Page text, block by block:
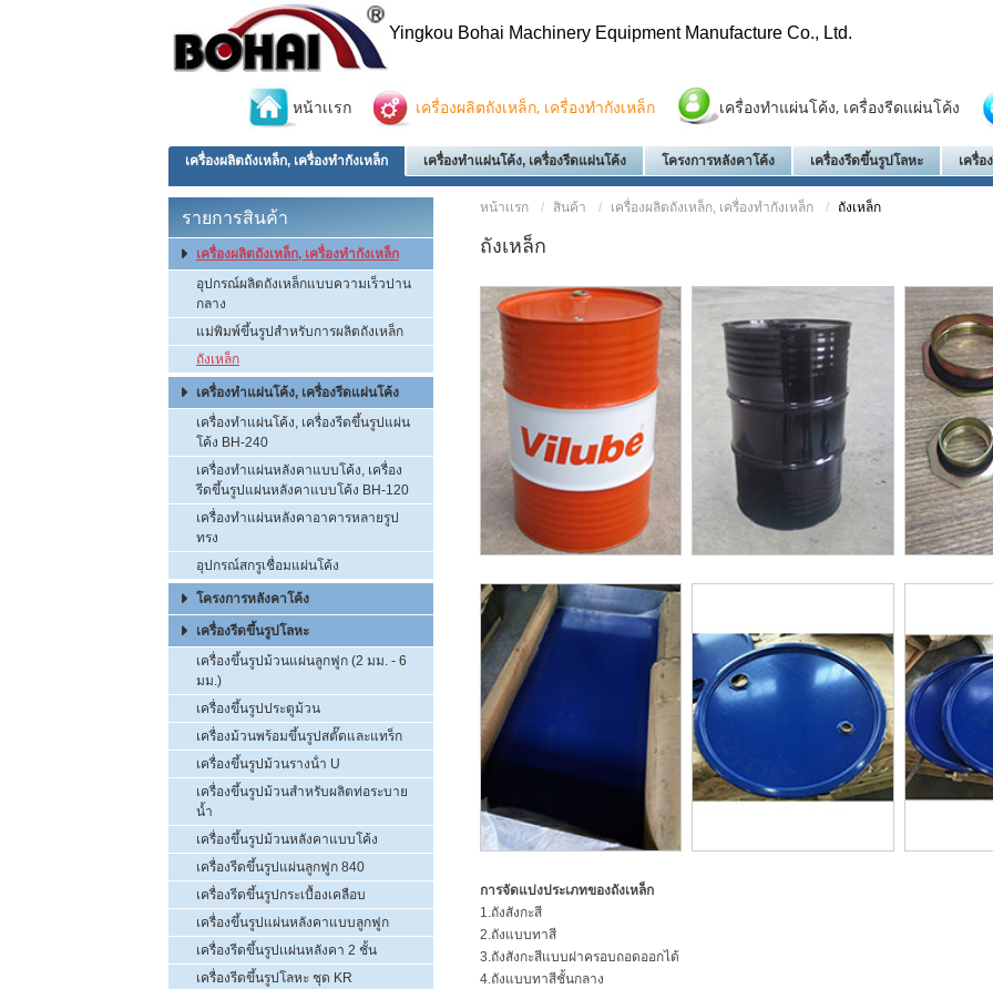
Yingkou Bohai Machinery Equipment Manufacture Co., Ltd.
หน้าเเรก เครื่องผลิตถังเหล็ก, เครื่องทำกังเหล็ก เครื่องทำแผ่นโค้ง, เครื่องรีดแผ่นโค้ง
เครื่องผลิตถังเหล็ก, เครื่องทำกังเหล็ก เครื่องทำแผ่นโค้ง, เครื่องรีดแผ่นโค้ง โครงการหลังคาโค้ง เครื่องรีดขึ้นรูปโลหะ เครื่อ
หน้าเเรก สินค้า เครื่องผลิตถังเหล็ก, เครื่องทำกังเหล็ก ถังเหล็ก
ถังเหล็ก
การจัดแบ่งประเภทของถังเหล็ก
1.ถังสังกะสี
2.ถังแบบทาสี
3.ถังสังกะสีแบบฝาครอบถอดออกได้
4.ถังแบบทาสีชั้นกลาง
รายการสินค้า
เครื่องผลิตถังเหล็ก, เครื่องทำกังเหล็ก
อุปกรณ์ผลิตถังเหล็กแบบความเร็วปาน
กลาง
แม่พิมพ์ขึ้นรูปสำหรับการผลิตถังเหล็ก
ถังเหล็ก
เครื่องทำแผ่นโค้ง, เครื่องรีดแผ่นโค้ง
เครื่องทำแผ่นโค้ง, เครื่องรีดขึ้นรูปแผ่น
โค้ง BH-240
เครื่องทำแผ่นหลังคาแบบโค้ง, เครื่อง
รีดขึ้นรูปแผ่นหลังคาแบบโค้ง BH-120
เครื่องทำแผ่นหลังคาอาคารหลายรูป
ทรง
อุปกรณ์สกรูเชื่อมแผ่นโค้ง
โครงการหลังคาโค้ง
เครื่องรีดขึ้นรูปโลหะ
เครื่องขึ้นรูปม้วนแผ่นลูกฟูก (2 มม. - 6
มม.)
เครื่องขึ้นรูปประตูม้วน
เครื่องม้วนพร้อมขึ้นรูปสตั๊ดและแทร็ก
เครื่องขึ้นรูปม้วนรางน้ํา U
เครื่องขึ้นรูปม้วนสำหรับผลิตท่อระบาย
น้ำ
เครื่องขึ้นรูปม้วนหลังคาแบบโค้ง
เครื่องรีดขึ้นรูปแผ่นลูกฟูก 840
เครื่องรีดขึ้นรูปกระเบื้องเคลือบ
เครื่องขึ้นรูปแผ่นหลังคาแบบลูกฟูก
เครื่องรีดขึ้นรูปเเผ่นหลังคา 2 ชั้น
เครื่องรีดขึ้นรูปโลหะ ชุด KR